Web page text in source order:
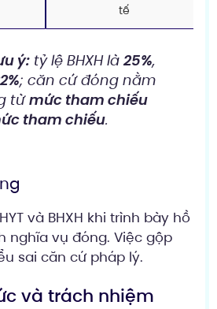
tế
ý:tỷ lệ BHXH là 25%,
; căn cứ đóng nằm
từmức tham chiếu
tham chiếu.
và BHXH khi trình bày hồ
nghĩa vụ đóng. Việc gộp
sai căn cứ pháp lý.
và trách nhiệm